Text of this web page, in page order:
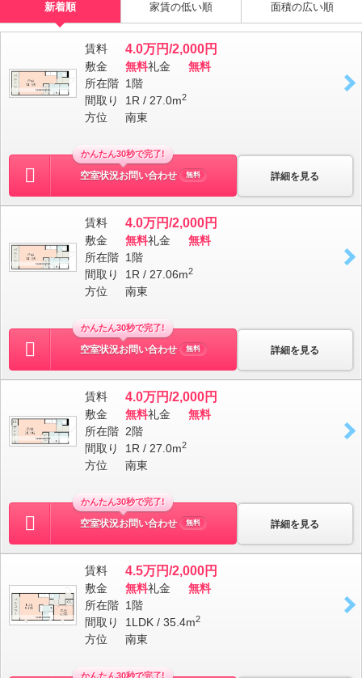
新着順 家賃の低い順 面積の広い順
賃料 4.0万円/2,000円
敷金 無料礼金
無料
所在階 1階
間取り
1R / 27.0m2
方位 南東
詳細を見る
かんたん30秒で完了!
空室状況お問い合わせ 無料
賃料 4.0万円/2,000円
敷金 無料礼金
無料
所在階 1階
間取り
1R / 27.06m2
方位 南東
詳細を見る
かんたん30秒で完了!
空室状況お問い合わせ 無料
賃料 4.0万円/2,000円
敷金 無料礼金
無料
所在階 2階
間取り
1R / 27.0m2
方位 南東
詳細を見る
かんたん30秒で完了!
空室状況お問い合わせ 無料
賃料 4.5万円/2,000円
敷金 無料礼金
無料
所在階 1階
間取り
1LDK / 35.4m2
方位 南東
かんたん30秒で完了!